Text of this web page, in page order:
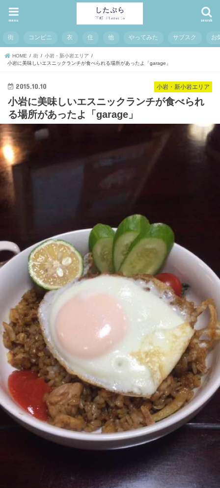
search
menu
街 コンビニ 衣 住 他 やってみた サブスク お
HOME 街
小岩・新小岩エリア
小岩に美味しいエスニックランチが食べられる場所があったよ「garage」
小岩・新小岩エリア
2015.10.10
小岩に美味しいエスニックランチが食べられ
る場所があったよ「garage」